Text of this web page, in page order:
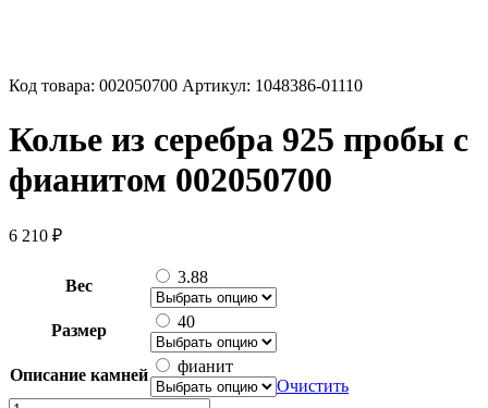
Код товара: 002050700 Артикул: 1048386-01110
Колье из серебра 925 пробы с
фианитом 002050700
6 210 ₽
Вес 3.88
Размер 40
Описание камней
фианит
Очистить